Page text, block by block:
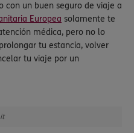
con un buen seguro de viaje a
Europea solamente te
médica, pero no lo
tu estancia, volver
tu viaje por un